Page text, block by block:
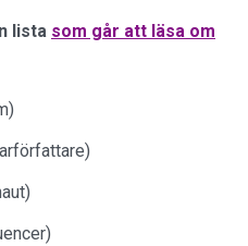
lista som går att läsa om